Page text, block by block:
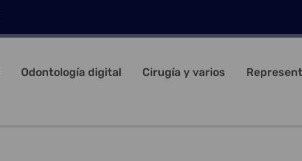
Odontología digital Cirugía y varios